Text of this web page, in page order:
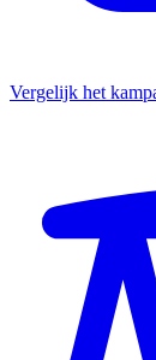
Vergelijk het